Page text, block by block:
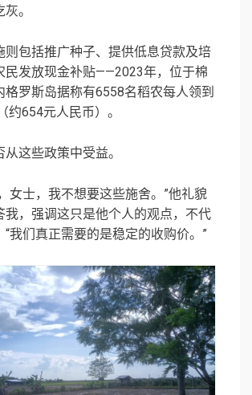
。
则包括推广种子、提供低息贷款及培
民发放现金补贴——2023年，位于棉
格罗斯岛据称有6558名稻农每人领到
约654元人民币）。
这些政策中受益。
女士，我不想要这些施舍。”他礼貌
我，强调这只是他个人的观点，不代
“我们真正需要的是稳定的收购价。”